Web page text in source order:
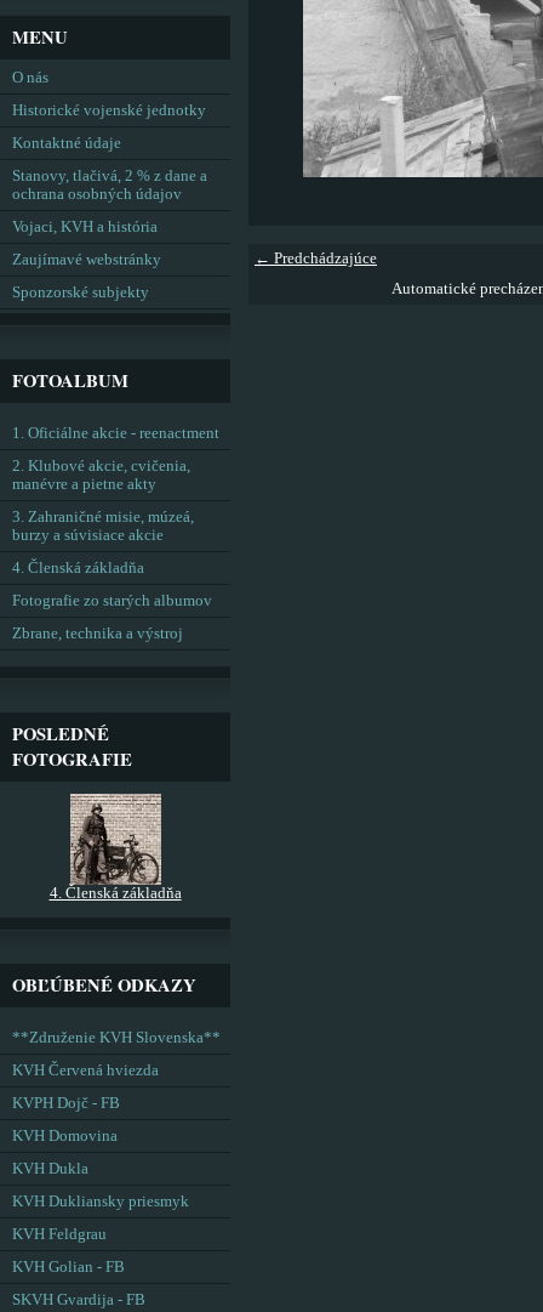
← Predchádzajúce
Automatické
MENU
O nás
Historické vojenské jednotky
Kontaktné údaje
Stanovy, tlačivá, 2 % z dane a
ochrana osobných údajov
Vojaci, KVH a história
Zaujímavé webstránky
Sponzorské subjekty
FOTOALBUM
1. Oficiálne akcie - reenactment
2. Klubové akcie, cvičenia,
manévre a pietne akty
3. Zahraničné misie, múzeá,
burzy a súvisiace akcie
4. Členská základňa
Fotografie zo starých albumov
Zbrane, technika a výstroj
POSLEDNÉ
FOTOGRAFIE
4. Členská základňa
OBĽÚBENÉ ODKAZY
**Združenie KVH Slovenska**
KVH Červená hviezda
KVPH Dojč - FB
KVH Domovina
KVH Dukla
KVH Dukliansky priesmyk
KVH Feldgrau
KVH Golian - FB
SKVH Gvardija - FB